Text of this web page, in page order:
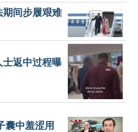
期间步履艰难
士返中过程曝
囊中羞涩用